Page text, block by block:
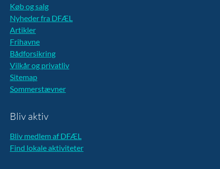
Køb og salg
Nyheder fra DFÆL
Artikler
Frihavne
Bådforsikring
Vilkår og privatliv
Sitemap
Sommerstævner
Bliv aktiv
Bliv medlem af DFÆL
Find lokale aktiviteter